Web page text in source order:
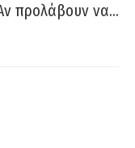
προλάβουν να…